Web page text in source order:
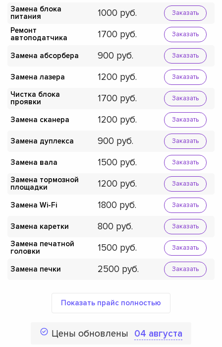
Замена блока
питания
1000 Заказать
Ремонт
автоподатчика
1700 Заказать
Замена абсорбера 900 Заказать
Замена лазера 1200 Заказать
Чистка блока
проявки
1700 Заказать
Замена сканера 1200 Заказать
Замена дуплекса 900 Заказать
Замена вала 1500 Заказать
Замена тормозной
площадки
1200 Заказать
Замена Wi-Fi 1800 Заказать
Замена каретки 800 Заказать
Замена печатной
головки
1500 Заказать
Замена печки 2500 Заказать
Показать прайс полностью
Цены обновлены 04 августа